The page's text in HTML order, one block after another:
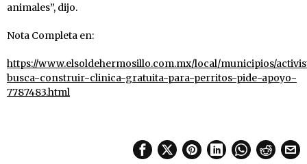
animales”, dijo.
Nota Completa en:
https://www.elsoldehermosillo.com.mx/local/municipios/
busca-construir-clinica-gratuita-para-perritos-pide-apoyo-
7787483.html